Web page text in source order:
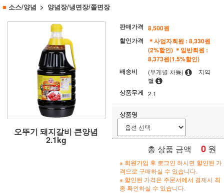
■ 소스/양념 양념장/냉면장/쫄면장
오뚜기 돼지갈비 큰양념
2.1kg
판매가격 8,500원
할인가격
＊사업자회원 : 8,330원
(2%할인) ＊일반회원 :
8,373원(1.5%할인)
배송비
(무게별 차등)
지역
별
상품무게 2.1
상품명
총 상품 금액 0 원
※ 회원가입 후 로그인 하시면 할인된 가
격으로 구매하실 수 있습니다.
※ 할인된 가격은 주문서에서 결제시 최
종 확인하실 수 있습니다.